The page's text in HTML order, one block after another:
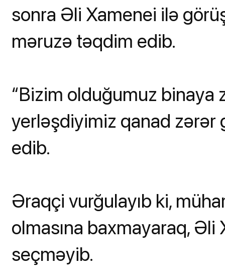
sonra Əli Xamenei ilə
məruzə təqdim edib.
“Bizim olduğumuz binaya
yerləşdiyimiz qanad zərər
edib.
Əraqçi vurğulayıb ki,
olmasına baxmayaraq, Əli
seçməyib.